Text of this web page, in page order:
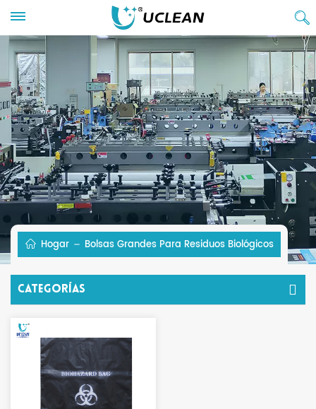
Hogar Bolsas Grandes Para Residuos Biológicos
Categorías